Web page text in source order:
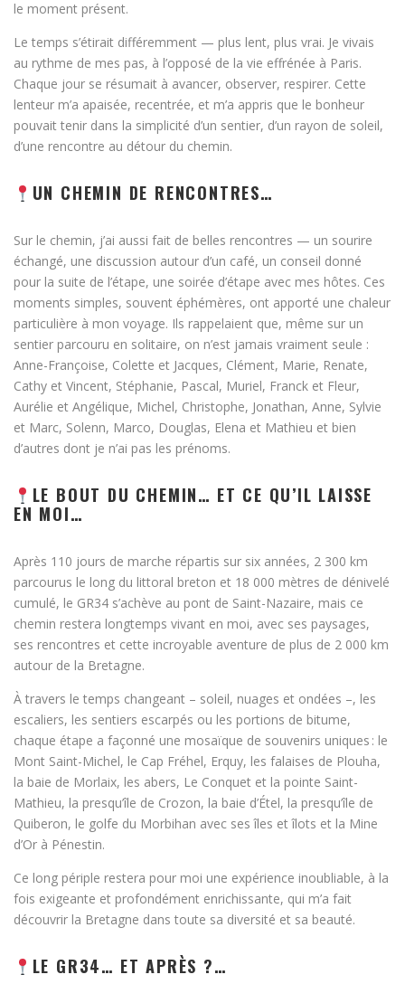
le moment présent.
Le temps s’étirait différemment — plus lent, plus vrai. Je vivais
au rythme de mes pas, à l’opposé de la vie effrénée à Paris.
Chaque jour se résumait à avancer, observer, respirer. Cette
lenteur m’a apaisée, recentrée, et m’a appris que le bonheur
pouvait tenir dans la simplicité d’un sentier, d’un rayon de soleil,
d’une rencontre au détour du chemin.
UN CHEMIN DE RENCONTRES…
Sur le chemin, j’ai aussi fait de belles rencontres — un sourire
échangé, une discussion autour d’un café, un conseil donné
pour la suite de l’étape, une soirée d’étape avec mes hôtes. Ces
moments simples, souvent éphémères, ont apporté une chaleur
particulière à mon voyage. Ils rappelaient que, même sur un
sentier parcouru en solitaire, on n’est jamais vraiment seule :
Anne-Françoise, Colette et Jacques, Clément, Marie, Renate,
Cathy et Vincent, Stéphanie, Pascal, Muriel, Franck et Fleur,
Aurélie et Angélique, Michel, Christophe, Jonathan, Anne, Sylvie
et Marc, Solenn, Marco, Douglas, Elena et Mathieu et bien
d’autres dont je n’ai pas les prénoms.
LE BOUT DU CHEMIN… ET CE QU’IL LAISSE
EN MOI…
Après 110 jours de marche répartis sur six années, 2 300 km
parcourus le long du littoral breton et 18 000 mètres de dénivelé
cumulé, le GR34 s’achève au pont de Saint-Nazaire, mais ce
chemin restera longtemps vivant en moi, avec ses paysages,
ses rencontres et cette incroyable aventure de plus de 2 000 km
autour de la Bretagne.
À travers le temps changeant – soleil, nuages et ondées –, les
escaliers, les sentiers escarpés ou les portions de bitume,
chaque étape a façonné une mosaïque de souvenirs uniques : le
Mont Saint-Michel, le Cap Fréhel, Erquy, les falaises de Plouha,
la baie de Morlaix, les abers, Le Conquet et la pointe Saint-
Mathieu, la presqu’île de Crozon, la baie d’Étel, la presqu’île de
Quiberon, le golfe du Morbihan avec ses îles et îlots et la Mine
d’Or à Pénestin.
Ce long périple restera pour moi une expérience inoubliable, à la
fois exigeante et profondément enrichissante, qui m’a fait
découvrir la Bretagne dans toute sa diversité et sa beauté.
LE GR34… ET APRÈS ?…